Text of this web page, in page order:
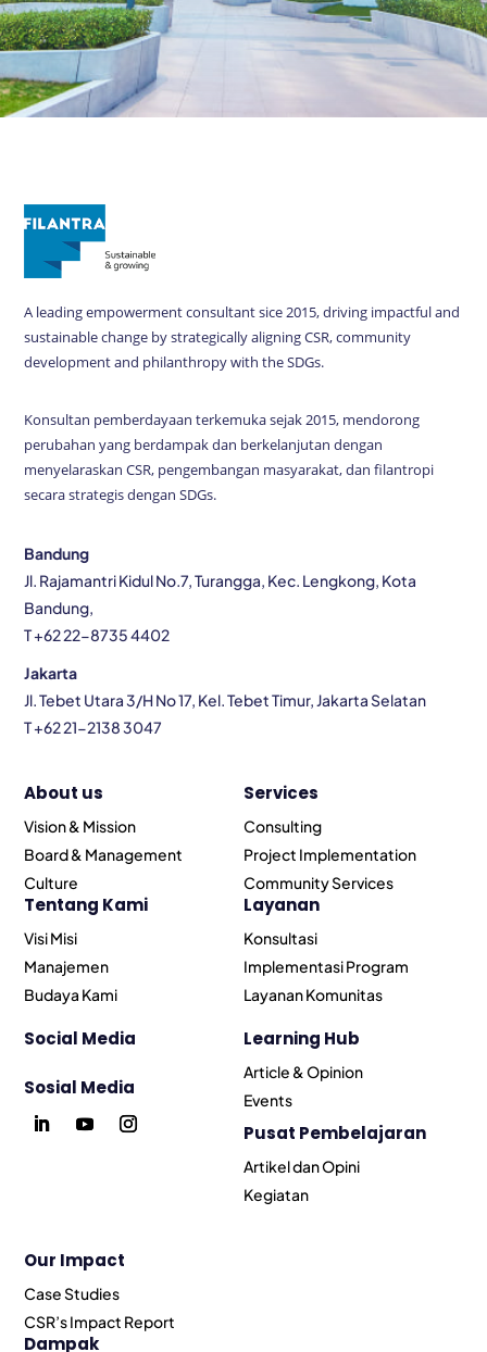
A leading empowerment consultant sice 2015, driving impactful and
sustainable change by strategically aligning CSR, community
development and philanthropy with the SDGs.
Konsultan pemberdayaan terkemuka sejak 2015, mendorong
perubahan yang berdampak dan berkelanjutan dengan
menyelaraskan CSR, pengembangan masyarakat, dan filantropi
secara strategis dengan SDGs.
Bandung
Jl. Rajamantri Kidul No.7, Turangga, Kec. Lengkong, Kota
Bandung,
T +62 22-8735 4402
Jakarta
Jl. Tebet Utara 3/H No 17, Kel. Tebet Timur, Jakarta Selatan
T +62 21-2138 3047
About us
Vision & Mission
Board & Management
Culture
Tentang Kami
Visi Misi
Manajemen
Budaya Kami
Social Media
Sosial Media
Services
Consulting
Project Implementation
Community Services
Layanan
Konsultasi
Implementasi Program
Layanan Komunitas
Learning Hub
Article & Opinion
Events
Pusat Pembelajaran
Artikel dan Opini
Kegiatan
Our Impact
Case Studies
CSR’s Impact Report
Dampak